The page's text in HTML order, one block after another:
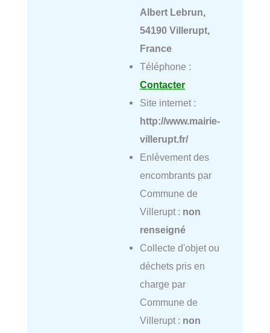
Albert Lebrun,
54190 Villerupt,
France
Téléphone :
Contacter
Site internet :
http://www.mairie-
villerupt.fr/
Enlèvement des
encombrants par
Commune de
Villerupt : non
renseigné
Collecte d'objet ou
déchets pris en
charge par
Commune de
Villerupt : non